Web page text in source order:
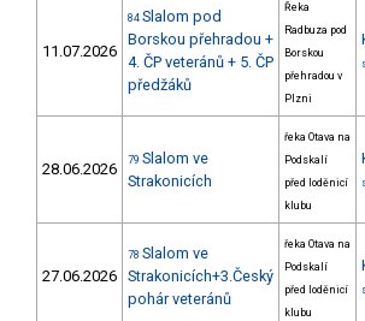
11.07.2026
84 Slalom pod
Borskou přehradou +
4. ČP veteránů + 5. ČP
předžáků
Řeka
Radbuza pod
Borskou
přehradou v
Plzni
28.06.2026 79 Slalom ve
Strakonicích
řeka Otava na
Podskalí
před loděnicí
klubu
27.06.2026
78 Slalom ve
Strakonicích+3.Český
pohár veteránů
řeka Otava na
Podskalí
před loděnicí
klubu